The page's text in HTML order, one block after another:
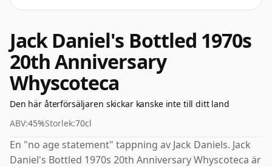
Jack Daniel's Bottled 1970s
20th Anniversary
Whyscoteca
Den här återförsäljaren skickar kanske inte till ditt land
ABV:45%Storlek:70cl
En "no age statement" tappning av Jack Daniels. Jack
Daniel's Bottled 1970s 20th Anniversary Whyscoteca är